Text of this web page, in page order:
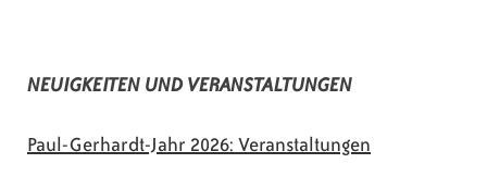
NEUIGKEITEN UND VERANSTALTUNGEN
Paul-Gerhardt-Jahr 2026: Veranstaltungen